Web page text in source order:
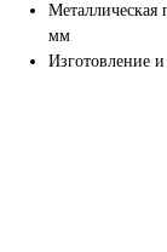
Металлическая
мм
Изготовление